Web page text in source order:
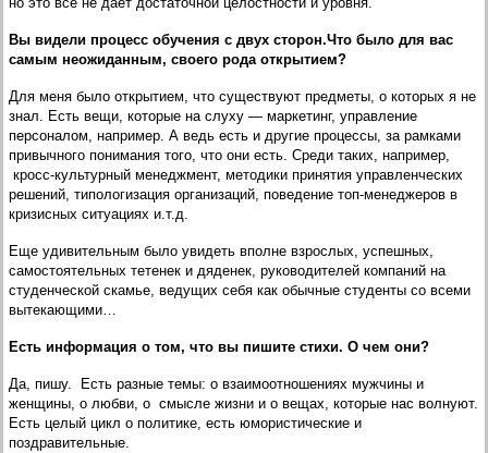
Вы видели процесс обучения с двух сторон.Что было для вас
самым неожиданным, своего рода открытием?
Для меня было открытием, что существуют предметы, о которых я не
знал. Есть вещи, которые на слуху — маркетинг, управление
персоналом, например. А ведь есть и другие процессы, за рамками
привычного понимания того, что они есть. Среди таких, например,
кросс-культурный менеджмент, методики принятия управленческих
решений, типологизация организаций, поведение топ-менеджеров в
кризисных ситуациях и.т.д.
Еще удивительным было увидеть вполне взрослых, успешных,
самостоятельных тетенек и дяденек, руководителей компаний на
студенческой скамье, ведущих себя как обычные студенты со всеми
вытекающими…
Есть информация о том, что вы пишите стихи. О чем они?
Да, пишу. Есть разные темы: о взаимоотношениях мужчины и
женщины, о любви, о смысле жизни и о вещах, которые нас волнуют.
Есть целый цикл о политике, есть юмористические и
поздравительные.